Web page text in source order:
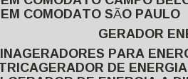
COMODATO SÃO PAULO
GERADOR
GERADORES PARA
GERADOR DE